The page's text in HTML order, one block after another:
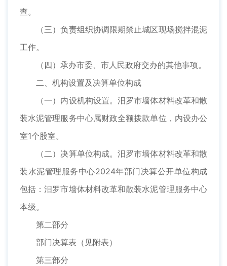
查。
（三）负责组织协调限期禁止城区现场搅拌混泥
工作。
（四）承办市委、市人民政府交办的其他事项。
二、机构设置及决算单位构成
（一）内设机构设置。汨罗市墙体材料改革和散
装水泥管理服务中心属财政全额拨款单位，内设办公
室1个股室。
（二）决算单位构成。汨罗市墙体材料改革和散
装水泥管理服务中心2024年部门决算公开单位构成
包括：汨罗市墙体材料改革和散装水泥管理服务中心
本级。
第二部分
部门决算表（见附表）
第三部分